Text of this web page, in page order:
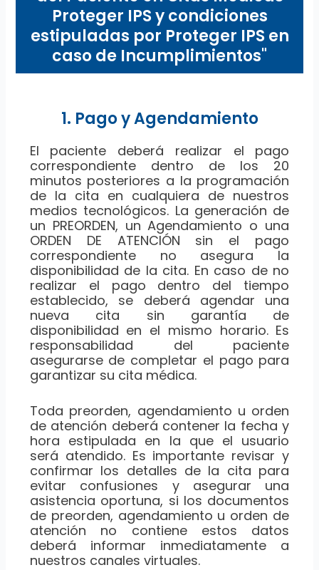
Proteger IPS y condiciones
estipuladas por Proteger IPS en
caso de Incumplimientos"
1. Pago y Agendamiento
El paciente deberá realizar el pago
correspondiente dentro de los 20
minutos posteriores a la programación
de la cita en cualquiera de nuestros
medios tecnológicos. La generación de
un PREORDEN, un Agendamiento o una
ORDEN DE ATENCIÓN sin el pago
correspondiente no asegura la
disponibilidad de la cita. En caso de no
realizar el pago dentro del tiempo
establecido, se deberá agendar una
nueva cita sin garantía de
disponibilidad en el mismo horario. Es
responsabilidad del paciente
asegurarse de completar el pago para
garantizar su cita médica.
Toda preorden, agendamiento u orden
de atención deberá contener la fecha y
hora estipulada en la que el usuario
será atendido. Es importante revisar y
confirmar los detalles de la cita para
evitar confusiones y asegurar una
asistencia oportuna, si los documentos
de preorden, agendamiento u orden de
atención no contiene estos datos
deberá informar inmediatamente a
nuestros canales virtuales.